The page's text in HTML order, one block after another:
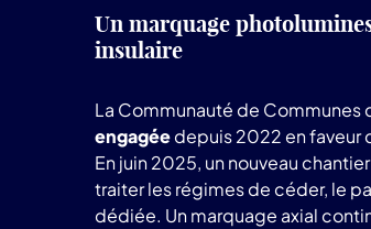
Un marquage
insulaire
La Communauté de Communes
engagéedepuis 2022 en faveur
En juin 2025, un nouveau
traiter les régimes de céder, le
dédiée. Un marquage axial